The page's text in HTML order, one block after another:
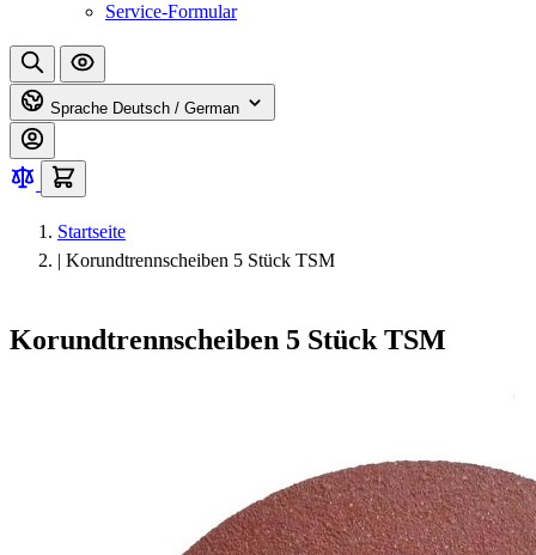
Service-Formular
Sprache Deutsch / German
Startseite
| Korundtrennscheiben 5 Stück TSM
Korundtrennscheiben 5 Stück TSM